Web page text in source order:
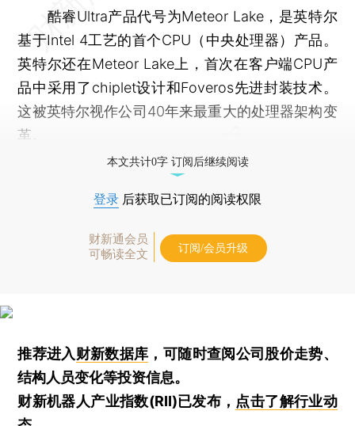
酷睿Ultra产品代号为Meteor Lake，是英特尔
基于Intel 4工艺的首个CPU（中央处理器）产品。
英特尔还在Meteor Lake上，首次在客户端CPU产
品中采用了chiplet设计和Foveros先进封装技术。
这被英特尔视作公司40年来最重大的处理器架构变
革。
本文共计0字 订阅后继续阅读
登录 后获取已订阅的阅读权限
财新通会员
可畅读全文
订阅/会员升级
推荐进入财新数据库 ，可随时查阅公司股价走势、
结构人员变化等投资信息。
财新机器人产业指数(RII)已发布， 点击了解行业动